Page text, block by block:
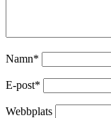
Namn*
E-post*
Webbplats